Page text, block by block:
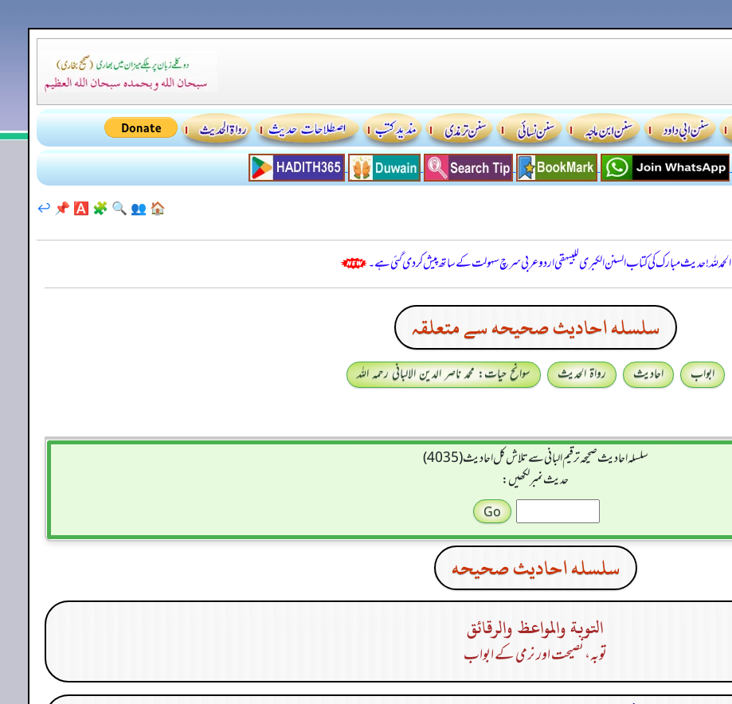
🏠
👥
🔍
🧩
🅰️
📌
↩️
الحمدللہ! حدیث مبارک کی کتاب السنن الكبرى للبيهقي اردو عربی سرچ سہولت کے ساتھ پیش کر دی گئی ہے۔
سلسله احاديث صحيحه سے متعلقہ
ابواب احادیث رواۃ الحدیث
سوانح حیات: محمد ناصر الدین الالبانی رحمہ اللہ
سلسله احاديث صحيحه ترقیم البانی سے تلاش کل احادیث (4035)
حدیث نمبر لکھیں:
سلسله احاديث صحيحه
التوبة والمواعظ والرقائق
توبہ، نصیحت اور نرمی کے ابواب